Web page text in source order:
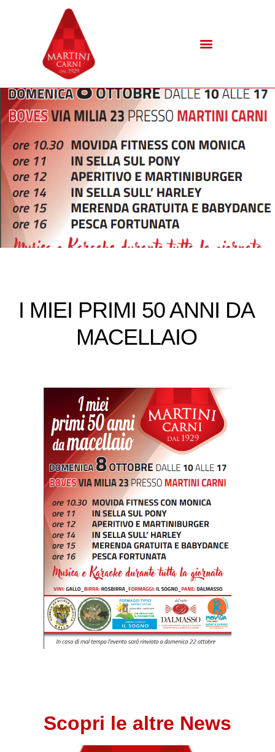
I MIEI PRIMI 50 ANNI DA
MACELLAIO
Scopri le altre News